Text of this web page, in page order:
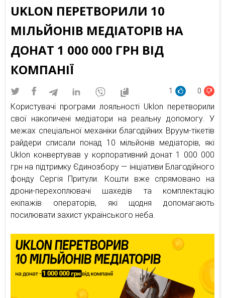
UKLON ПЕРЕТВОРИЛИ 10
МІЛЬЙОНІВ МЕДІАТОРІВ НА
ДОНАТ 1 000 000 ГРН ВІД
КОМПАНІЇ
1 0
Користувачі програми лояльності Uklon перетворили
свої накопичені медіатори на реальну допомогу. У
межах спеціальної механіки благодійних Вруум-тікетів
райдери списали понад 10 мільйонів медіаторів, які
Uklon конвертував у корпоративний донат 1 000 000
грн на підтримку Єдинозбору — ініціативи Благодійного
фонду Сергія Притули. Кошти вже спрямовано на
дрони-перехоплювачі шахедів та комплектацію
екіпажів операторів, які щодня допомагають
посилювати захист українського неба.